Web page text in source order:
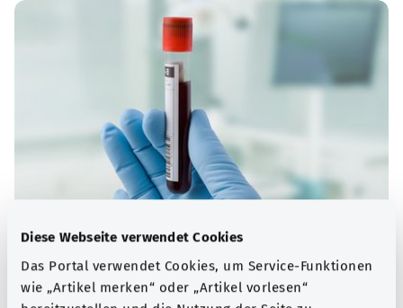
Diese Webseite verwendet Cookies
Das Portal verwendet Cookies, um Service-Funktionen
wie „Artikel merken“ oder „Artikel vorlesen“
Blut- und Lymphsystem
Das Blut- und Lymphsystem durchdringt den
menschlichen Körper und steht im engen Austausch